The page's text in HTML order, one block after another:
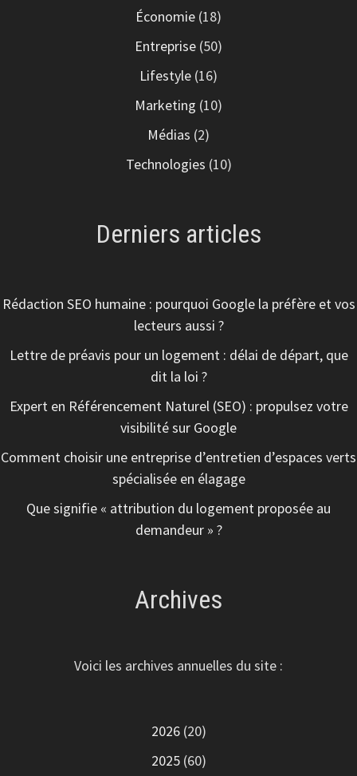
Économie (18)
Entreprise (50)
Lifestyle (16)
Marketing (10)
Médias (2)
Technologies (10)
Derniers articles
Rédaction SEO humaine : pourquoi Google la préfère et vos
lecteurs aussi ?
Lettre de préavis pour un logement : délai de départ, que
dit la loi ?
Expert en Référencement Naturel (SEO) : propulsez votre
visibilité sur Google
Comment choisir une entreprise d’entretien d’espaces verts
spécialisée en élagage
Que signifie « attribution du logement proposée au
demandeur » ?
Archives
Voici les archives annuelles du site :
2026(20)
2025(60)